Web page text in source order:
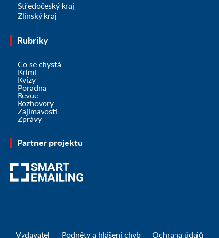
Středočeský kraj
Zlínský kraj
Rubriky
Co se chystá
Krimi
Kvízy
Poradna
Revue
Rozhovory
Zajímavosti
Zprávy
Partner projektu
Vydavatel Podněty a hlášení chyb Ochrana údajů